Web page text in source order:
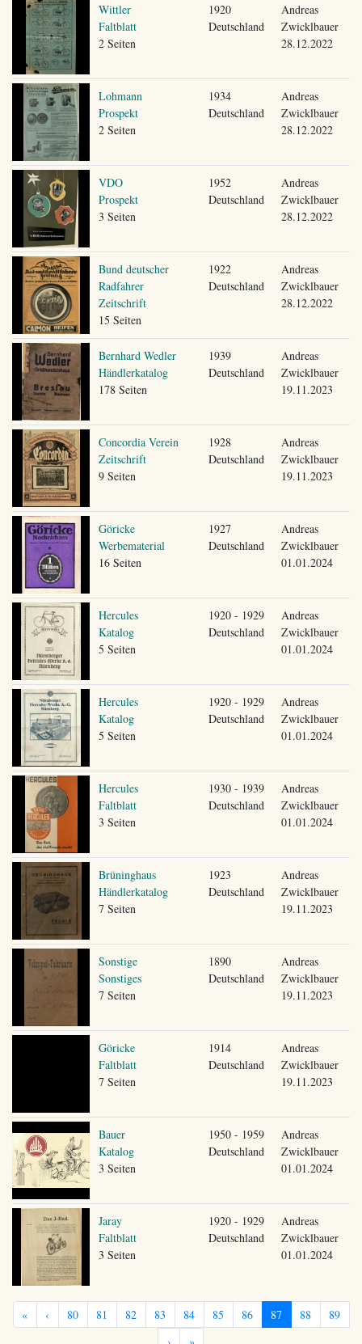
Wittler
Faltblatt
2 Seiten
1920
Deutschland
Andreas
Zwicklbauer
28.12.2022
Lohmann
Prospekt
2 Seiten
1934
Deutschland
Andreas
Zwicklbauer
28.12.2022
VDO
Prospekt
3 Seiten
1952
Deutschland
Andreas
Zwicklbauer
28.12.2022
Bund deutscher
Radfahrer
Zeitschrift
15 Seiten
1922
Deutschland
Andreas
Zwicklbauer
28.12.2022
Bernhard Wedler
Händlerkatalog
178 Seiten
1939
Deutschland
Andreas
Zwicklbauer
19.11.2023
Concordia Verein
Zeitschrift
9 Seiten
1928
Deutschland
Andreas
Zwicklbauer
19.11.2023
Göricke
Werbematerial
16 Seiten
1927
Deutschland
Andreas
Zwicklbauer
01.01.2024
Hercules
Katalog
5 Seiten
1920 - 1929
Deutschland
Andreas
Zwicklbauer
01.01.2024
Hercules
Katalog
5 Seiten
1920 - 1929
Deutschland
Andreas
Zwicklbauer
01.01.2024
Hercules
Faltblatt
3 Seiten
1930 - 1939
Deutschland
Andreas
Zwicklbauer
01.01.2024
Brüninghaus
Händlerkatalog
7 Seiten
1923
Deutschland
Andreas
Zwicklbauer
19.11.2023
Sonstige
Sonstiges
7 Seiten
1890
Deutschland
Andreas
Zwicklbauer
19.11.2023
Göricke
Faltblatt
7 Seiten
1914
Deutschland
Andreas
Zwicklbauer
19.11.2023
Bauer
Katalog
3 Seiten
1950 - 1959
Deutschland
Andreas
Zwicklbauer
01.01.2024
Jaray
Faltblatt
3 Seiten
1920 - 1929
Deutschland
Andreas
Zwicklbauer
01.01.2024
« ‹ 80 81 82 83 84 85 86 87 88
89
›
»